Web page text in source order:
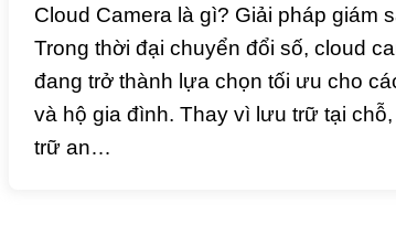
Cloud Camera là gì? Giải pháp giám
Trong thời đại chuyển đổi số, cloud
đang trở thành lựa chọn tối ưu cho
và hộ gia đình. Thay vì lưu trữ tại
trữ an…